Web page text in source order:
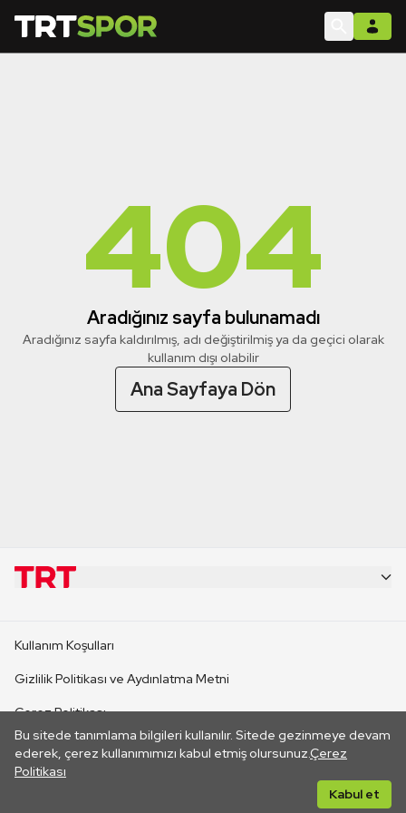
404
Aradığınız sayfa bulunamadı
Aradığınız sayfa kaldırılmış, adı değiştirilmiş ya da geçici olarak
kullanım dışı olabilir
Ana Sayfaya Dön
Bu sitede tanımlama bilgileri kullanılır. Sitede gezinmeye devam
ederek, çerez kullanımımızı kabul etmiş olursunuz.Çerez
Politikası
Kabul et
CANLI YAYINLAR
Kullanım Koşulları
Gizlilik Politikası ve Aydınlatma Metni
Çerez Politikası
İletişim
Her hakkı saklıdır. ©2026 TRT. Bağlantı yoluyla gidilen dış